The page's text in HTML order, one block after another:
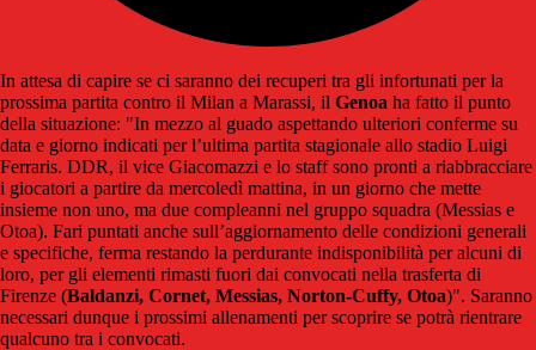
In attesa di capire se ci saranno dei recuperi tra gli infortunati per la
prossima partita contro il Milan a Marassi, il Genoa ha fatto il punto
della situazione: "In mezzo al guado aspettando ulteriori conferme su
data e giorno indicati per l’ultima partita stagionale allo stadio Luigi
Ferraris. DDR, il vice Giacomazzi e lo staff sono pronti a riabbracciare
i giocatori a partire da mercoledì mattina, in un giorno che mette
insieme non uno, ma due compleanni nel gruppo squadra (Messias e
Otoa). Fari puntati anche sull’aggiornamento delle condizioni generali
e specifiche, ferma restando la perdurante indisponibilità per alcuni di
loro, per gli elementi rimasti fuori dai convocati nella trasferta di
Firenze (Baldanzi, Cornet, Messias, Norton-Cuffy, Otoa)". Saranno
necessari dunque i prossimi allenamenti per scoprire se potrà rientrare
qualcuno tra i convocati.